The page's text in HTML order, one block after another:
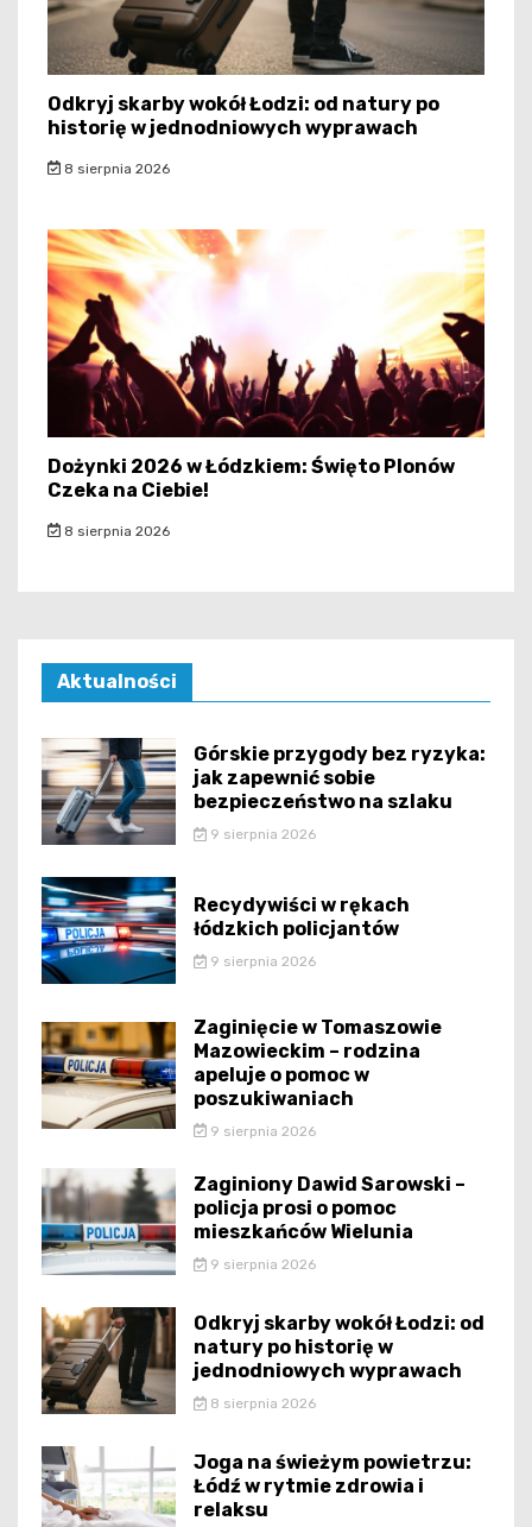
Odkryj skarby wokół Łodzi: od natury po
historię w jednodniowych wyprawach
8 sierpnia 2026
Dożynki 2026 w Łódzkiem: Święto Plonów
Czeka na Ciebie!
8 sierpnia 2026
Aktualności
Górskie przygody bez ryzyka:
jak zapewnić sobie
bezpieczeństwo na szlaku
9 sierpnia 2026
Recydywiści w rękach
łódzkich policjantów
9 sierpnia 2026
Zaginięcie w Tomaszowie
Mazowieckim – rodzina
apeluje o pomoc w
poszukiwaniach
9 sierpnia 2026
Zaginiony Dawid Sarowski –
policja prosi o pomoc
mieszkańców Wielunia
9 sierpnia 2026
Odkryj skarby wokół Łodzi: od
natury po historię w
jednodniowych wyprawach
8 sierpnia 2026
Joga na świeżym powietrzu:
Łódź w rytmie zdrowia i
relaksu